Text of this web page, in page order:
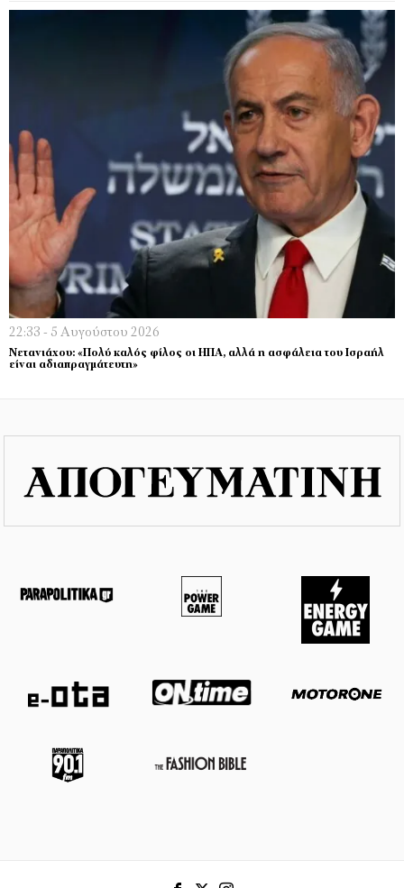
22:33 - 5 Αυγούστου 2026
Νετανιάχου: «Πολύ καλός φίλος οι ΗΠΑ, αλλά η ασφάλεια του Ισραήλ
είναι αδιαπραγμάτευτη»